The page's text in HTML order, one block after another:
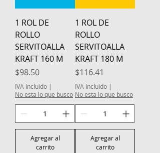
1 ROL DE
ROLLO
SERVITOALLA
KRAFT 160 M
Precio
$98.50
IVA incluido |
No esta lo que busco
Agregar al
carrito
1 ROL DE
ROLLO
SERVITOALLA
KRAFT 180 M
Precio
$116.41
IVA incluido |
No esta lo que busco
Agregar al
carrito